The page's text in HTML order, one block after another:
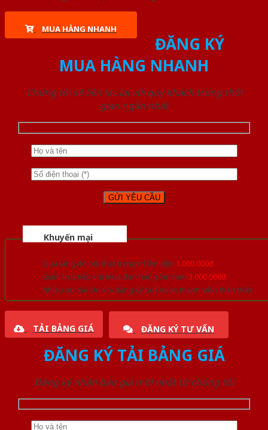
MUA HÀNG NHANH
ĐĂNG KÝ
MUA HÀNG NHANH
Chúng tôi sẽ liên lạc lại với quý khách trong thời
gian ngắn nhất
Khuyến mại
Quà tặng đồ nội thất trang trí lên đến 1.000.000đ
Giảm trực tiếp khi mua đơn hàng lớn hơn 3.000.000đ
Nhiều ưu đãi lớn khi đăng ký tài khoản thành viên thân thiết
TẢI BẢNG GIÁ ĐĂNG KÝ TƯ VẤN
ĐĂNG KÝ TẢI BẢNG GIÁ
Đăng ký nhận báo giá mới nhất từ chúng tôi